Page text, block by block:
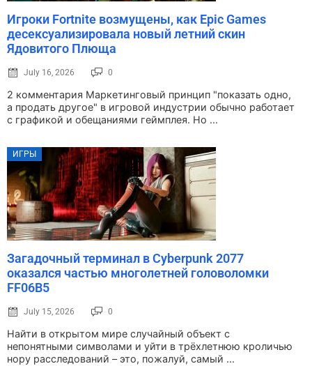
Игроки Fortnite возмущены, как Epic Games
десексуализировала новый летний скин
Ядовитого Плюща
July 16, 2026 0
2 комментария Маркетинговый принцип "показать одно,
а продать другое" в игровой индустрии обычно работает
с графикой и обещаниями геймплея. Но ...
ИГРЫ
Загадочный терминал в Cyberpunk 2077
оказался частью многолетней головоломки
FF06B5
July 15, 2026 0
Найти в открытом мире случайный объект с
непонятными символами и уйти в трёхлетнюю кроличью
нору расследований – это, пожалуй, самый ...